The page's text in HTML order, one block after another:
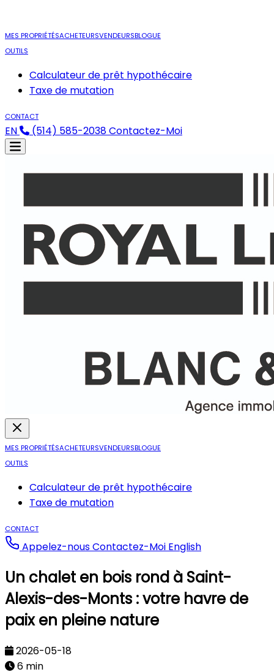
MES PROPRIÉTÉSACHETEURSVENDEURSBLOGUE
OUTILS
Calculateur de prêt hypothécaire
Taxe de mutation
CONTACT
EN (514) 585-2038Contactez-Moi
MES PROPRIÉTÉSACHETEURSVENDEURSBLOGUE
OUTILS
Calculateur de prêt hypothécaire
Taxe de mutation
CONTACT
Appelez-nousContactez-Moi English
Un chalet en bois rond à Saint-
Alexis-des-Monts : votre havre de
paix en pleine nature
2026-05-18
6 min